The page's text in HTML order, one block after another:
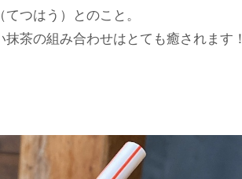
つはう）とのこと。
茶の組み合わせはとても癒されます！